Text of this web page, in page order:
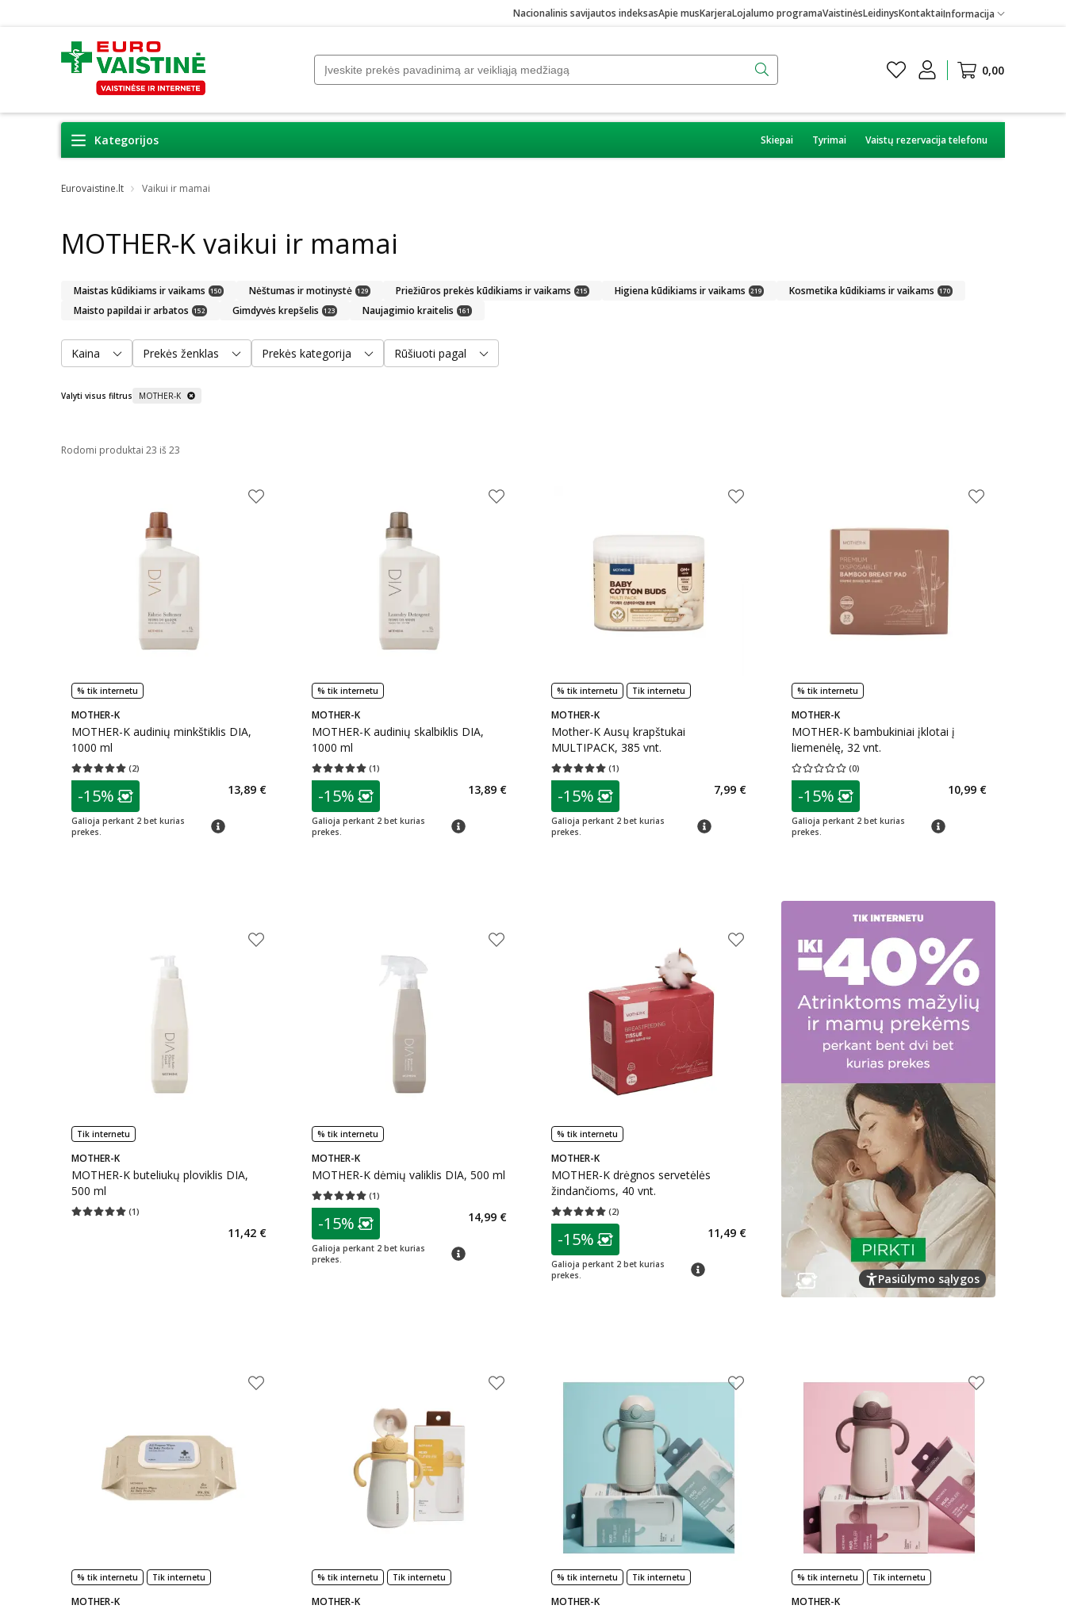
Nacionalinis savijautos indeksasApie musKarjeraLojalumo programaVaistinėsLeidinysKontaktaiInformacija
0,00
Kategorijos Skiepai Tyrimai Vaistų rezervacija telefonu
Eurovaistine.lt Vaikui ir mamai
MOTHER-K vaikui ir mamai
Maistas kūdikiams ir vaikams 150 Nėštumas ir motinystė 129 Priežiūros prekės kūdikiams ir vaikams 215 Higiena kūdikiams ir vaikams 219 Kosmetika kūdikiams ir vaikams 170
Maisto papildai ir arbatos 152 Gimdyvės krepšelis 123 Naujagimio kraitelis 161
Kaina Prekės ženklas Prekės kategorija Rūšiuoti pagal
Valyti visus filtrus MOTHER-K
Rodomi produktai 23 iš 23
% tik internetu
MOTHER-K
MOTHER-K audinių minkštiklis DIA,
1000 ml
(2)
Vidutinis įvertinimas 5.00
patarimas
Lojalumo klubo narių nuolaida:
-15%
Galioja perkant 2 bet kurias
prekes.
patarimas
13,89 €
% tik internetu
MOTHER-K
MOTHER-K audinių skalbiklis DIA,
1000 ml
(1)
Vidutinis įvertinimas 5.00
patarimas
Lojalumo klubo narių nuolaida:
-15%
Galioja perkant 2 bet kurias
prekes.
patarimas
13,89 €
% tik internetu Tik internetu
MOTHER-K
Mother-K Ausų krapštukai
MULTIPACK, 385 vnt.
(1)
Vidutinis įvertinimas 5.00
patarimas
Lojalumo klubo narių nuolaida:
-15%
Galioja perkant 2 bet kurias
prekes.
patarimas
7,99 €
% tik internetu
MOTHER-K
MOTHER-K bambukiniai įklotai į
liemenėlę, 32 vnt.
(0)
Vidutinis įvertinimas 0.00
patarimas
Lojalumo klubo narių nuolaida
-15%
Galioja perkant 2 bet kurias
prekes.
patarimas
10,99 €
Tik internetu
MOTHER-K
MOTHER-K buteliukų ploviklis DIA,
500 ml
(1)
Vidutinis įvertinimas 5.00
11,42 €
% tik internetu
MOTHER-K
MOTHER-K dėmių valiklis DIA, 500 ml
(1)
Vidutinis įvertinimas 5.00
patarimas
Lojalumo klubo narių nuolaida:
-15%
Galioja perkant 2 bet kurias
prekes.
patarimas
14,99 €
% tik internetu
MOTHER-K
MOTHER-K drėgnos servetėlės
žindančioms, 40 vnt.
(2)
Vidutinis įvertinimas 5.00
patarimas
Lojalumo klubo narių nuolaida :
-15%
Galioja perkant 2 bet kurias
prekes.
patarimas
11,49 €
Pasiūlymo sąlygos
% tik internetu Tik internetu
MOTHER-K
% tik internetu Tik internetu
MOTHER-K
% tik internetu Tik internetu
MOTHER-K
% tik internetu Tik internetu
MOTHER-K